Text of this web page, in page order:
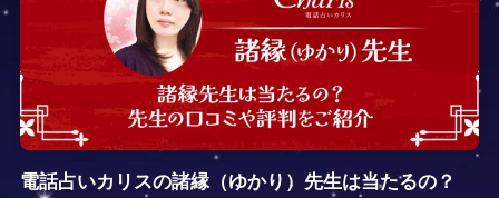
電話占いカリスの諸縁（ゆかり）先生は当たるの？